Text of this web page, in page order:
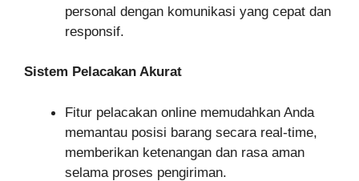
personal dengan komunikasi yang cepat dan
responsif.
Sistem Pelacakan Akurat
Fitur pelacakan online memudahkan Anda
memantau posisi barang secara real-time,
memberikan ketenangan dan rasa aman
selama proses pengiriman.